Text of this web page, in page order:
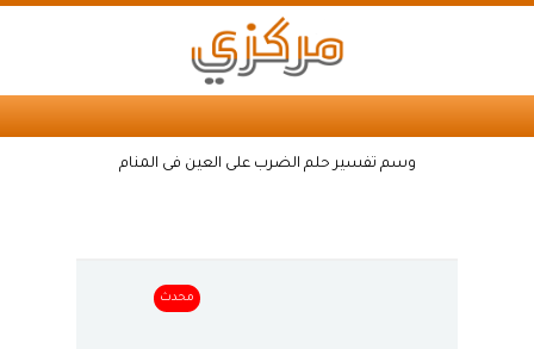
وسم تفسير حلم الضرب على العين فى المنام
محدث